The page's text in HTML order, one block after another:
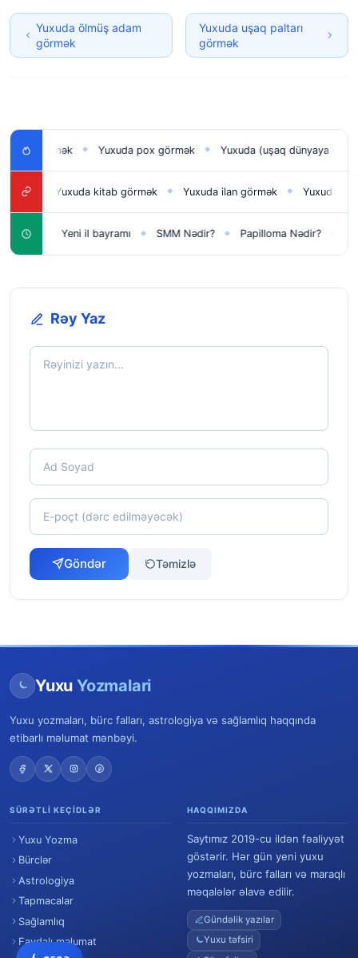
Yuxuda ölmüş adam
görmək
Yuxuda uşaq paltarı
görmək
◆ Yuxuda pox görmək ◆ Yuxuda (uşaq dünyaya gətirmək)
Yuxuda kitab görmək ◆ Yuxuda ilan görmək ◆ Yuxuda lüt olmaq
◆ Yeni il bayramı ◆ SMM Nədir? ◆ Papilloma Nədir? ◆
Rəy Yaz
Göndər Təmizlə
Yuxu Yozmalari
Yuxu yozmaları, bürc falları, astrologiya və sağlamlıq haqqında
etibarlı məlumat mənbəyi.
SÜRƏTLI KEÇIDLƏR
Yuxu Yozma
Bürclər
Astrologiya
Tapmacalar
Sağlamlıq
Faydalı məlumat
HAQQIMIZDA
Saytımız 2019-cu ildən fəaliyyət
göstərir. Hər gün yeni yuxu
yozmaları, bürc falları və maraqlı
məqalələr əlavə edilir.
Gündəlik yazılar
Yuxu təfsiri